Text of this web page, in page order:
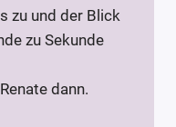
zu und der Blick
zu Sekunde
dann.